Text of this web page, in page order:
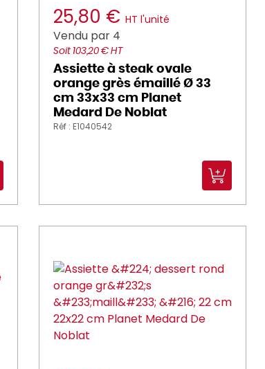
25,80 € HT l'unité
Vendu par 4
Soit 103,20 € HT
Assiette à steak ovale
orange grès émaillé Ø 33
cm 33x33 cm Planet
Medard De Noblat
Réf : E1040542